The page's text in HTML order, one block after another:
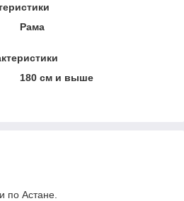
Рама
180 см и выше
по Астане.